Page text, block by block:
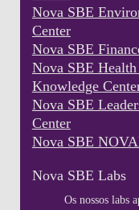
Nova SBE
Center
Nova SBE
Nova SBE
Knowledge
Nova SBE
Center
Nova SBE
Nova SBE Labs
Os nossos labs